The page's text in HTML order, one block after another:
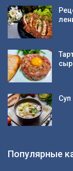
Суп
Популярные